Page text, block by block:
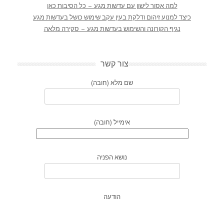
למה אסור לישון עם עדשות מגע – כל הסיבות כאן
כיצד למנוע זיהום ודלקת בעין עקב שימוש כושל בעדשות מגע
נגיף הקורונה והשימוש בעדשות מגע – סקירה מלאה
צור קשר
שם מלא (חובה)
אימייל (חובה)
נושא הפניה
הודעה